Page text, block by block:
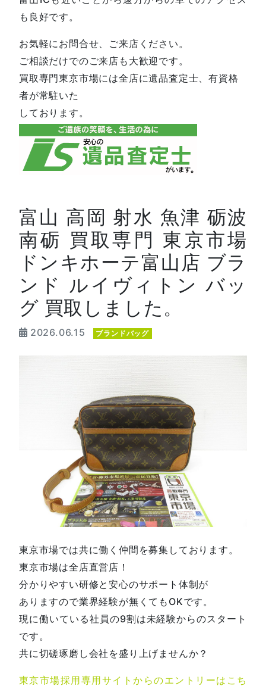
も良好です。
お気軽にお問合せ、ご来店ください。
ご相談だけでのご来店も大歓迎です。
買取専門東京市場には全店に遺品査定士、有資格
者が常駐いた
しております。
富山 高岡 射水 魚津 砺波
南砺 買取専門 東京市場
ドンキホーテ富山店 ブラ
ンド ルイヴィトン バッ
グ 買取しました。
2026.06.15 ブランドバッグ
東京市場では共に働く仲間を募集しております。
東京市場は全店直営店！
分かりやすい研修と安心のサポート体制が
ありますので業界経験が無くてもOKです。
現に働いている社員の9割は未経験からのスタート
です。
共に切磋琢磨し会社を盛り上げませんか？
東京市場採用専用サイトからのエントリーはこち